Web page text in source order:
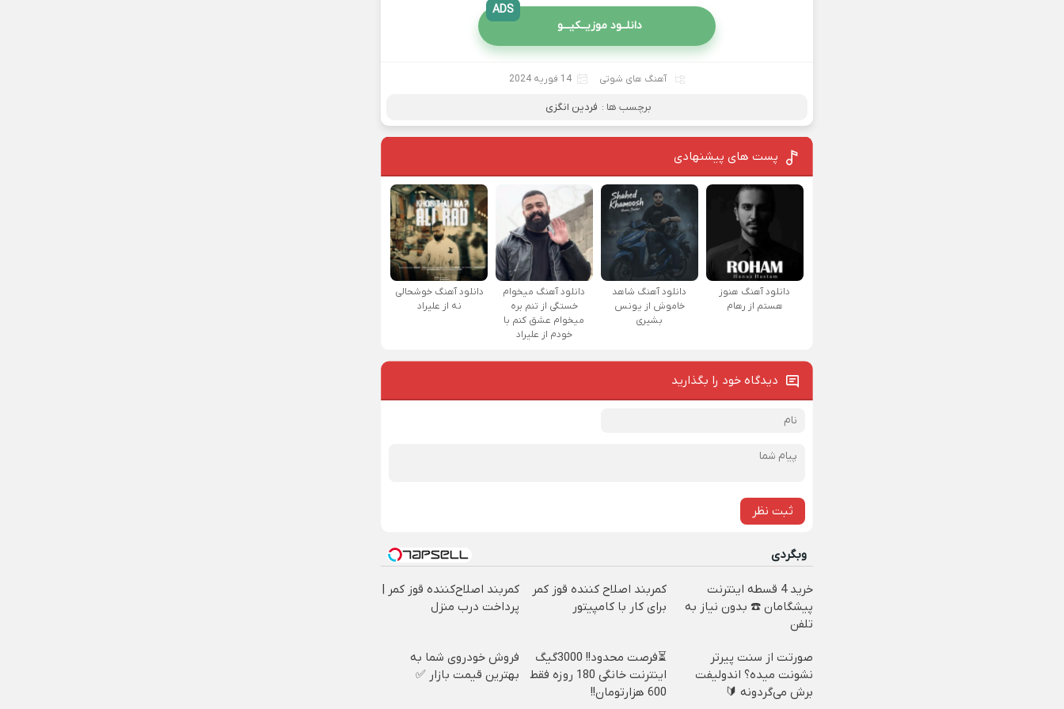
دانلــود موزیــکیـــو
ADS
آهنگ های شوتی 14 فوریه 2024
برچسب ها : فردین انگزی
پست های پیشنهادی
دانلود آهنگ هنوز
هستم از رهام
دانلود آهنگ شاهد
خاموش از یونس
بشیری
دانلود آهنگ میخوام
خستگی از تنم بره
میخوام عشق کنم با
خودم از علیراد
دانلود آهنگ خوشحالی
نه از علیراد
دیدگاه خود را بگذارید
ثبت نظر
وبگردی
خرید 4 قسطه اینترنت
پیشگامان ☎️ بدون نیاز به
تلفن
کمربند اصلاح کننده قوز کمر
برای کار با کامپیتور
کمربند اصلاح‌کننده قوز کمر |
پرداخت درب منزل
صورتت از سنت پیرتر
نشونت میده؟ اندولیفت
برش می‌گردونه 🔰
⏳فرصت محدود!! 3000گیگ
اینترنت خانگی 180 روزه فقط
600 هزارتومان!!
فروش خودروی شما به
بهترین قیمت بازار ✅